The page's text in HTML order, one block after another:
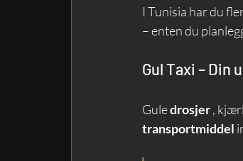
I Tunisia har du
– enten du
Gul Taxi – Din
Gule drosjer ,
transportmiddel